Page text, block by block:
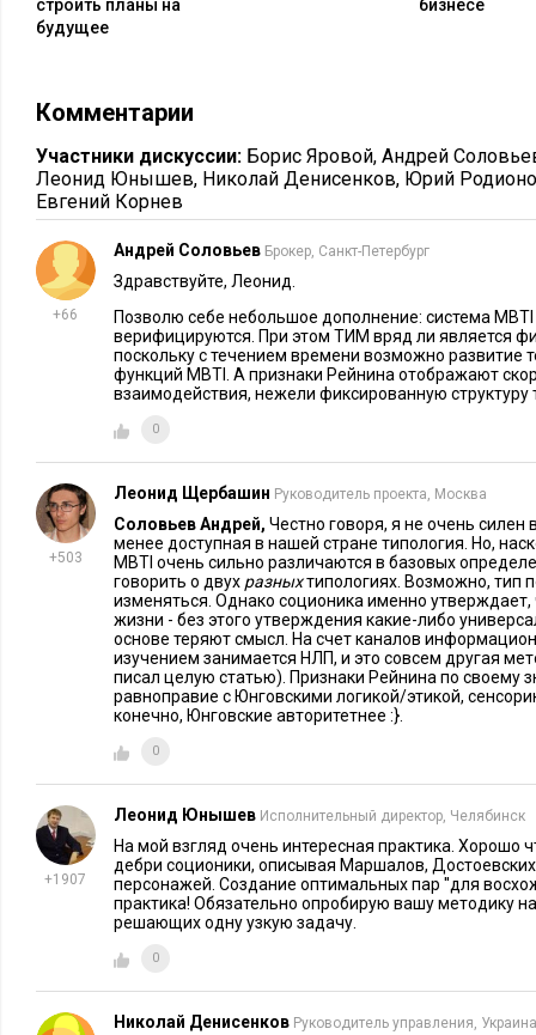
которым будут дополняющими
. Такие пары ТИМов в
дуальными диадами
могут быть дополняющими.
Таким образом, для каждого человека можно подобрать
высказывать объективное и экспертное суждение (по
экспертное, чем суждение первого человека) по тем
компетентен, и наоборот. При этом отношения между
и устойчивыми. Зависимость от пола, возраста и
невелика: партнеры могут иметь разницу в 20 лет, быть
формирование атмосферы сотрудничества и разделения
возможны.
дуальной диадевсегда один из партнеров –этик , а
что дуальная диада всесильна, однако же ею нельзя
информации не поставит ее в тупик.
Использование соционических диад при разработке
Разработка программного обеспечения компьютера
задач реального мира в логические структуры, которые
решения этих задач. В то время как создание логических
создание продуктов для использования людьми, а также
– задача этическая.
О сугубо логическом восприятии мира программистами
«настоящий программист» согласно стереотипам
обществе – обществе, которое является потребителем его
числе и этого парадокса является тот факт, что более
программного обеспечения оказываются провальными:
удовлетворяет потребностям пользователей.
могут разобраться в сложном устройстве программы.
Работа с логическими абстракциями в свою очередь
поэтому, хотя им гораздо легче создавать удобные в
затрачиваемое на их создание, оказывается неадекватно
строить планы на
будущее
бизнесе
Комментарии
Участники дискуссии: Борис Яровой, Андрей
Леонид Юнышев, Николай Денисенков, Юрий
Евгений Корнев
+66
Андрей Соловьев Брокер, Санкт-Петербург
Здравствуйте, Леонид.
Позволю себе небольшое дополнение: система
верифицируются. При этом ТИМ вряд ли является
поскольку с течением времени возможно развитие
функций MBTI. А признаки Рейнина отображают
взаимодействия, нежели фиксированную структуру
0
+503
Леонид Щербашин Руководитель проекта, Москва
Соловьев Андрей, Честно говоря, я не очень силен
менее доступная в нашей стране типология. Но,
MBTI очень сильно различаются в базовых
говорить о двух разныхтипологиях. Возможно, тип
изменяться. Однако соционика именно
жизни - без этого утверждения какие-либо
основе теряют смысл. На счет каналов
изучением занимается НЛП, и это совсем другая
писал целую статью). Признаки Рейнина по своему
равноправие с Юнговскими логикой/этикой,
конечно, Юнговские авторитетнее :}.
0
+1907
Леонид Юнышев Исполнительный директор, Челябинск
На мой взгляд очень интересная практика. Хорошо
дебри соционики, описывая Маршалов,
персонажей. Создание оптимальных пар ''для
практика! Обязательно опробирую вашу методику
решающих одну узкую задачу.
0
Николай Денисенков Руководитель управления, Украина